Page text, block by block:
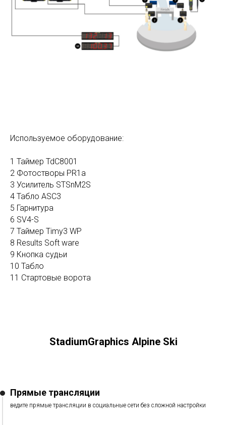
Используемое оборудование:
1 Таймер TdC8001
2 Фотостворы PR1a
3 Усилитель STSnM2S
4 Табло ASC3
5 Гарнитура
6 SV4-S
7 Таймер Timy3 WP
8 Results Soft ware
9 Кнопка судьи
10 Табло
11 Стартовые ворота
StadiumGraphics Alpine Ski
Прямые трансляции
ведите прямые трансляции в социальные сети без сложной настройки